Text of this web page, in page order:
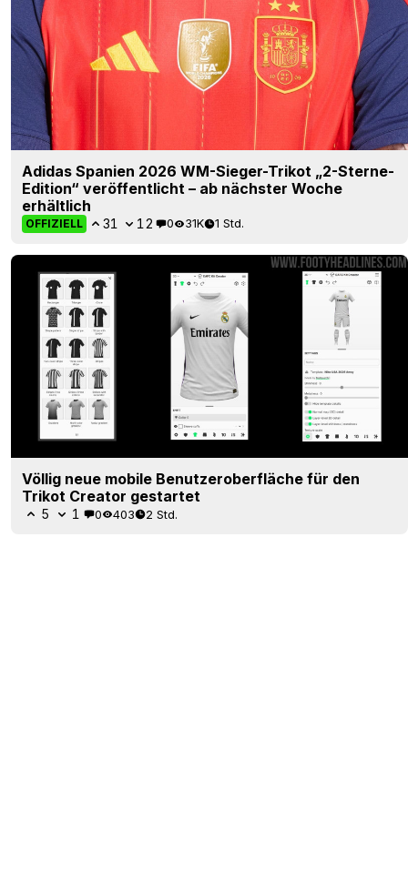
Adidas Spanien 2026 WM-Sieger-Trikot „2-Sterne-
Edition“ veröffentlicht – ab nächster Woche
erhältlich
OFFIZIELL 31 12 0 31K 1 Std.
Völlig neue mobile Benutzeroberfläche für den
Trikot Creator gestartet
5 1 0 403 2 Std.